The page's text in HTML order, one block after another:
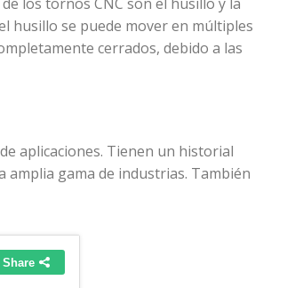
husillo se puede mover en múltiples
cerrados, debido a las
aplicaciones. Tienen un historial
amplia gama de industrias. También